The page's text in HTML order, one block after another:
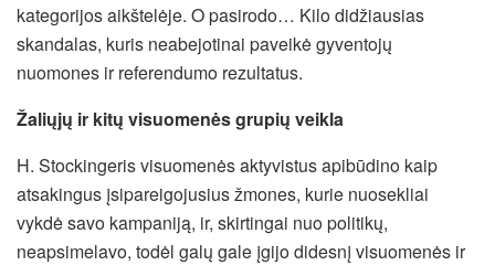
kategorijos aikštelėje. O pasirodo… Kilo didžiausias
skandalas, kuris neabejotinai paveikė gyventojų
nuomones ir referendumo rezultatus.
Žaliųjų ir kitų visuomenės grupių veikla
H. Stockingeris visuomenės aktyvistus apibūdino kaip
atsakingus įsipareigojusius žmones, kurie nuosekliai
vykdė savo kampaniją, ir, skirtingai nuo politikų,
neapsimelavo, todėl galų gale įgijo didesnį visuomenės ir